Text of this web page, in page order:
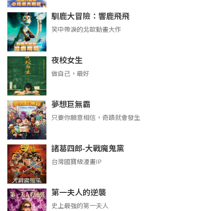
馴鹿大冒險：響鹿飛飛
笑中帶淚的北歐動畫大作
夜校女生
做自己，最好
夢想巨無霸
只要你願意相信，奇蹟就會發生
諸葛四郎-大戰魔鬼黨
台灣國寶級漫畫IP
第一夫人的逆襲
史上最強的第一夫人